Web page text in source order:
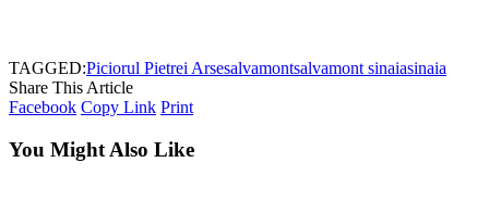
TAGGED:Piciorul Pietrei Arsesalvamontsalvamont sinaiasinaia
Share This Article
Facebook Copy Link Print
You Might Also Like